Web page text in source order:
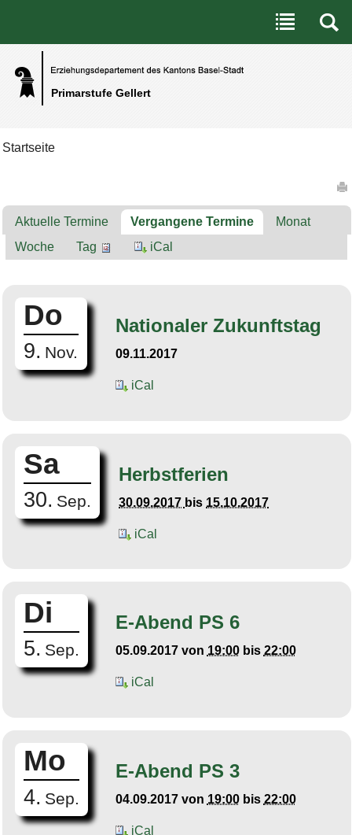
Primarstufe Gellert
Benutzerspezifische Werkzeuge
Direkt zum Inhalt|Direkt zur Navigation
Startseite
Aktuelle Termine Vergangene Termine
Monat
Woche
Tag iCal
Do
9. Nov.
Nationaler Zukunftstag
09.11.2017
iCal
Sa
30. Sep.
Herbstferien
30.09.2017 bis 15.10.2017
iCal
Di
5. Sep.
E-Abend PS 6
05.09.2017von 19:00bis 22:00
iCal
Mo
4. Sep.
E-Abend PS 3
04.09.2017von 19:00bis 22:00
iCal